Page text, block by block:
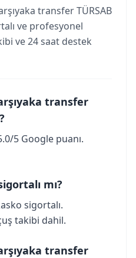
transfer TÜRSAB
ve profesyonel
ve 24 saat destek
transfer
5 Google puanı.
mı?
sigortalı.
takibi dahil.
transfer